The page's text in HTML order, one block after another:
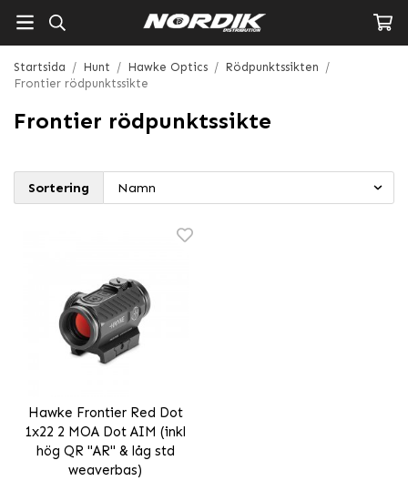
Startsida / Hunt / Hawke Optics / Rödpunktssikten /
Frontier rödpunktssikte
Frontier rödpunktssikte
Sortering
Hawke Frontier Red Dot
1x22 2 MOA Dot AIM (inkl
hög QR "AR" & låg std
weaverbas)